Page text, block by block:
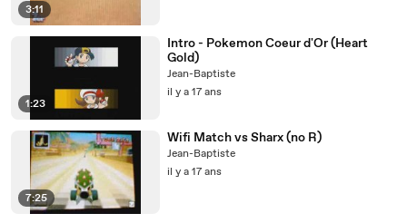
3:11
1:23
Intro - Pokemon Coeur d'Or (Heart
Gold)
Jean-Baptiste
il y a 17 ans
7:25
Wifi Match vs Sharx (no R)
Jean-Baptiste
il y a 17 ans